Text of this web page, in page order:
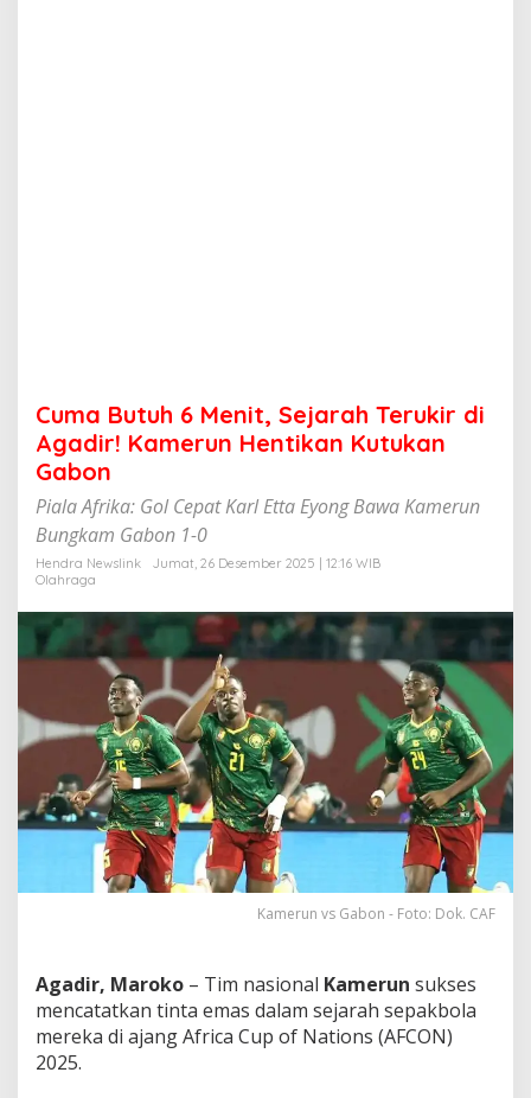
r
d
g
a
d
i
K
a
m
e
r
u
n
H
e
n
t
i
k
u
k
Cuma Butuh 6 Menit, Sejarah Terukir di
Agadir! Kamerun Hentikan Kutukan
Gabon
Piala Afrika: Gol Cepat Karl Etta Eyong Bawa Kamerun
Bungkam Gabon 1-0
Hendra Newslink
Jumat, 26 Desember 2025 | 12:16 WIB
Olahraga
Kamerun vs Gabon - Foto: Dok. CAF
Agadir, Maroko – Tim nasional Kamerun sukses
mencatatkan tinta emas dalam sejarah sepakbola
mereka di ajang Africa Cup of Nations (AFCON)
2025.